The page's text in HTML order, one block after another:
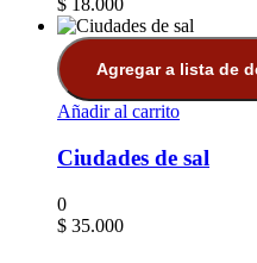
$ 18.000
Agregar a lista de
Añadir al carrito
Ciudades de sal
0
$ 35.000